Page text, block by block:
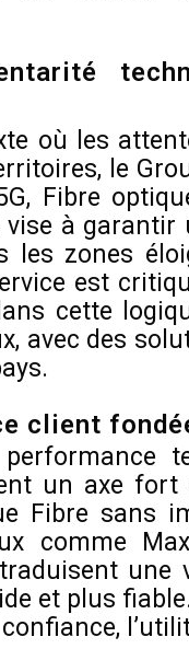
où les
le
Fibre
vise à garantir
les zones
est
cette
avec des
client
un axe
Fibre sans
comme
une
et plus